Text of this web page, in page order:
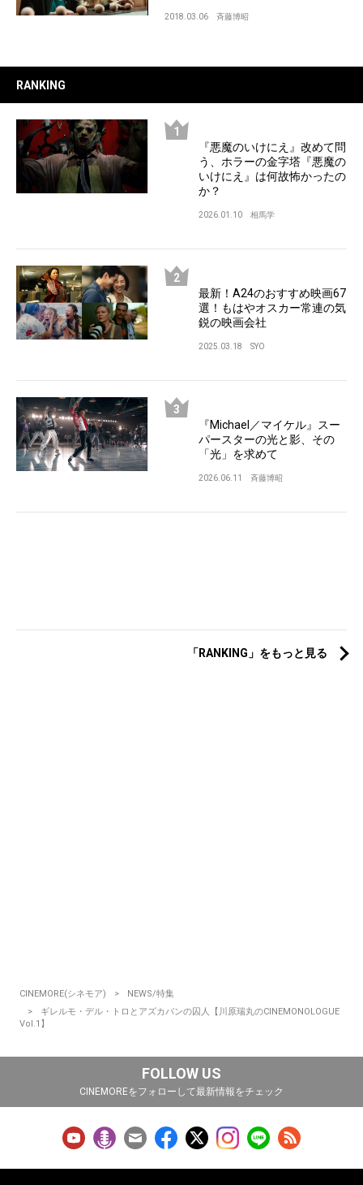
2018.03.06 斉藤博昭
RANKING
『悪魔のいけにえ』改めて問
う、ホラーの金字塔『悪魔の
いけにえ』は何故怖かったの
か？
2026.01.10 相馬学
最新！A24のおすすめ映画67
選！もはやオスカー常連の気
鋭の映画会社
2025.03.18 SYO
『Michael／マイケル』スー
パースターの光と影、その
「光」を求めて
2026.06.11 斉藤博昭
「RANKING」をもっと見る
CINEMORE(シネモア)
NEWS/特集
ギレルモ・デル・トロとアズカバンの囚人【川原瑞丸のCINEMONOLOGUE
Vol.1】
FOLLOW US
CINEMOREをフォローして最新情報をチェック